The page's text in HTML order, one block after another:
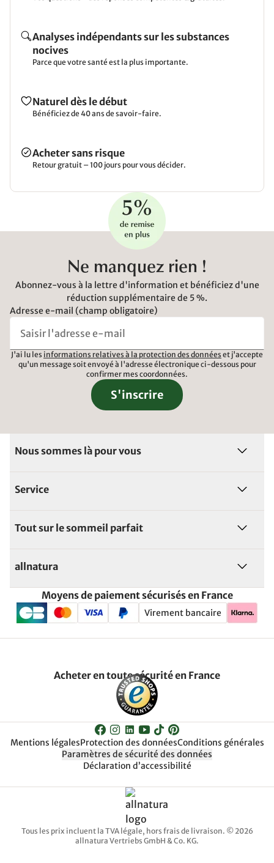
Analyses indépendants sur les substances
nocives
Parce que votre santé est la plus importante.
Naturel dès le début
Bénéficiez de 40 ans de savoir-faire.
Acheter sans risque
Retour gratuit – 100 jours pour vous décider.
Ne manquez rien !
Abonnez-vous à la lettre d'information et bénéficiez d'une
réduction supplémentaire de 5 %.
Adresse e-mail (champ obligatoire)
J'ai lu les informations relatives à la protection des données et j'accepte
qu'un message soit envoyé à l'adresse électronique ci-dessous pour
confirmer mes coordonnées.
S'inscrire
Nous sommes là pour vous
Service
Tout sur le sommeil parfait
allnatura
Moyens de paiement sécurisés en France
Virement bancaire
Acheter en toute sécurité en France
Mentions légalesProtection des donnéesConditions générales
Paramètres de sécurité des données
Déclaration d’accessibilité
Tous les prix incluent la TVA légale, hors frais de livraison. © 2026
allnatura Vertriebs GmbH & Co. KG.